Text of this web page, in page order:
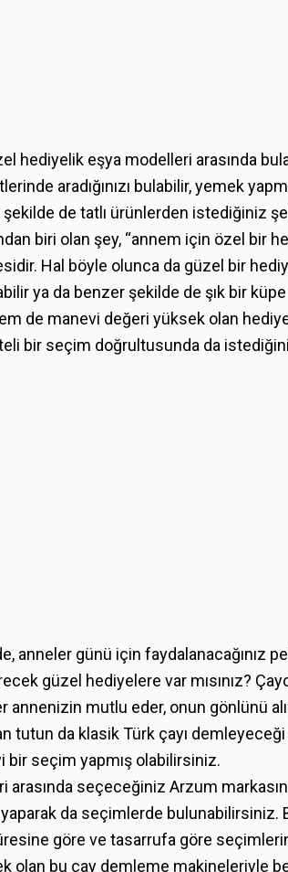
hediyelik eşya modelleri arasında
aradığınızı bulabilir, yemek
de tatlı ürünlerden istediğiniz
biri olan şey, “annem için özel bir
Hal böyle olunca da güzel bir
ya da benzer şekilde de şık bir
de manevi değeri yüksek olan
bir seçim doğrultusunda da
anneler günü için faydalanacağınız
güzel hediyelere var mısınız?
annenizin mutlu eder, onun gönlünü
tutun da klasik Türk çayı
seçim yapmış olabilirsiniz.
seçeceğiniz Arzum
da seçimlerde bulunabilirsiniz.
göre ve tasarrufa göre
olan bu çay demleme makineleriyle